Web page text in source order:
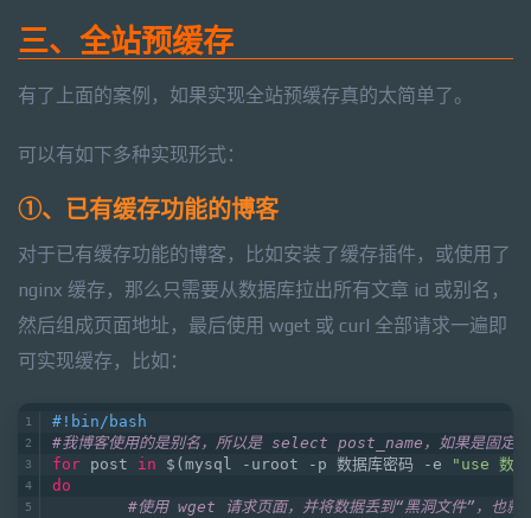
三、全站预缓存
有了上面的案例，如果实现全站预缓存真的太简单了。
可以有如下多种实现形式：
①、已有缓存功能的博客
对于已有缓存功能的博客，比如安装了缓存插件，或使用了
nginx 缓存，那么只需要从数据库拉出所有文章 id 或别名，
然后组成页面地址，最后使用 wget 或 curl 全部请求一遍即
可实现缓存，比如：
#!bin/bash
#我博客使用的是别名，所以是 select post_name，如果是固
for post in $(mysql -uroot -p 数据库密码 -e
"use 数
do
#使用 wget 请求页面，并将数据丢到“黑洞文件”，也就